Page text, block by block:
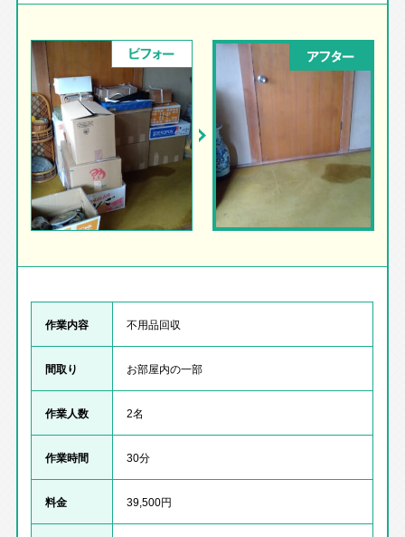
ビフォー アフター
作業内容 不用品回収
間取り お部屋内の一部
作業人数 2名
作業時間 30分
料金 39,500円